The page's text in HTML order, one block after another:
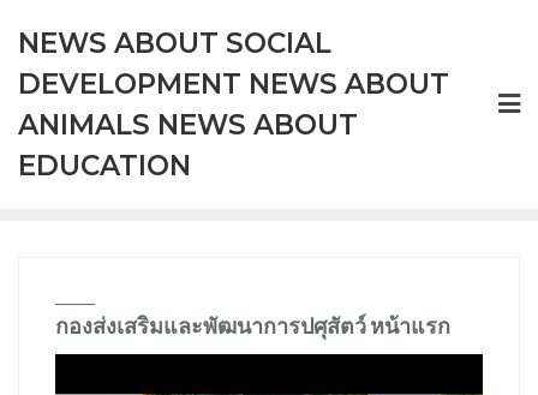
content
NEWS ABOUT SOCIAL
DEVELOPMENT NEWS ABOUT
ANIMALS NEWS ABOUT
EDUCATION
กองส่งเสริมและพัฒนาการปศุสัตว์ หน้าแรก